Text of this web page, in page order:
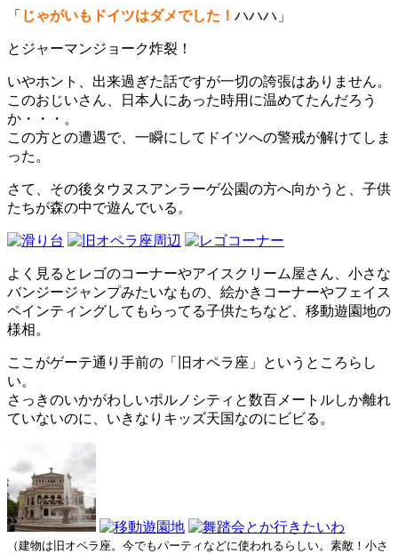
「 じゃがいもドイツはダメでした！ ハハハ」
とジャーマンジョーク炸裂！
いやホント、出来過ぎた話ですが一切の誇張はありません。
このおじいさん、日本人にあった時用に温めてたんだろう
か・・・。
この方との遭遇で、一瞬にしてドイツへの警戒が解けてしま
った。
さて、その後タウヌスアンラーゲ公園の方へ向かうと、子供
たちが森の中で遊んでいる。
よく見るとレゴのコーナーやアイスクリーム屋さん、小さな
バンジージャンプみたいなもの、絵かきコーナーやフェイス
ペインティングしてもらってる子供たちなど、移動遊園地の
様相。
ここがゲーテ通り手前の「旧オペラ座」というところらし
い。
さっきのいかがわしいポルノシティと数百メートルしか離れ
ていないのに、いきなりキッズ天国なのにビビる。
（建物は旧オペラ座。今でもパーティなどに使われるらしい。素敵！小さ